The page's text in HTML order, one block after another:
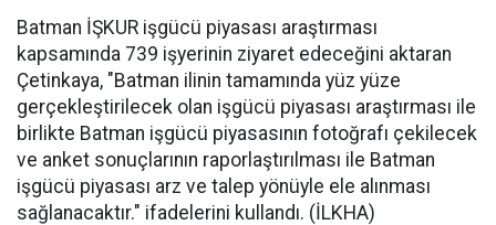
Batman İŞKUR işgücü piyasası araştırması
kapsamında 739 işyerinin ziyaret edeceğini aktaran
Çetinkaya, "Batman ilinin tamamında yüz yüze
gerçekleştirilecek olan işgücü piyasası araştırması ile
birlikte Batman işgücü piyasasının fotoğrafı çekilecek
ve anket sonuçlarının raporlaştırılması ile Batman
işgücü piyasası arz ve talep yönüyle ele alınması
sağlanacaktır." ifadelerini kullandı. (İLKHA)